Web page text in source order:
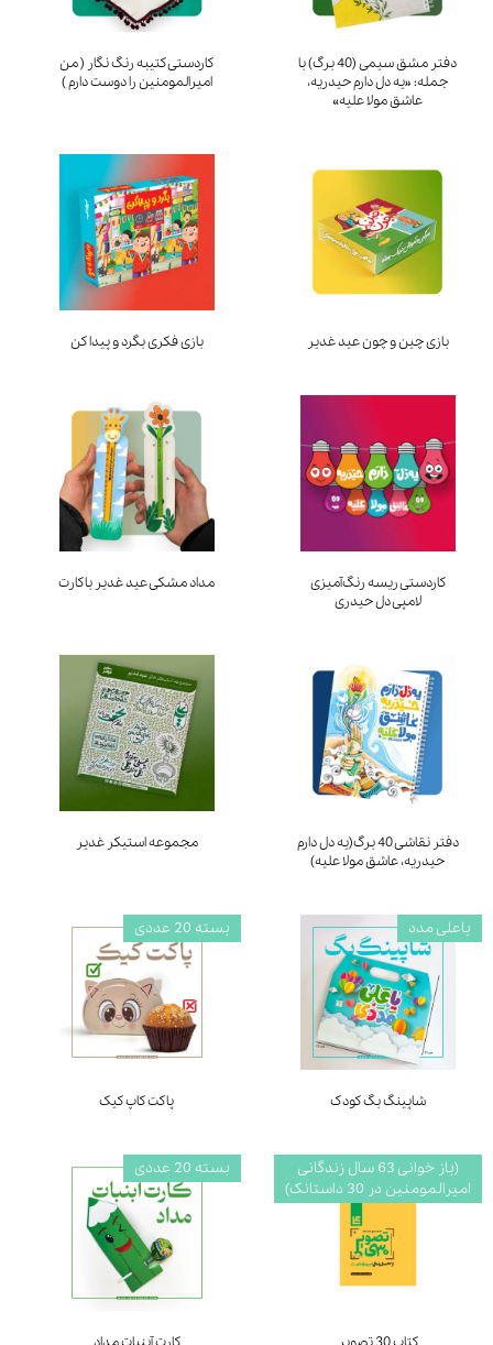
دفتر مشق سیمی (40 برگ) با
جمله: «یه دل دارم حیدریه،
عاشق مولا علیه»
کاردستی کتیبه رنگ نگار ( من
امیرالمومنین را دوست دارم )
بازی چین و چون عید غدیر بازی فکری بگرد و پیدا کن
کاردستی ریسه رنگ‌آمیزی
لامپی دل حیدری
مداد مشکی عید غدیر باکارت
دفتر نقاشی 40 برگ(یه دل دارم
حیدریه، عاشق مولا علیه)
مجموعه استیکر غدیر
شاپینگ بگ کودک
یاعلی مدد
پاکت کاپ کیک
بسته 20 عددی
(باز خوانی 63 سال زندگانی
امیرالمومنین در 30 داستانک)
بسته 20 عددی